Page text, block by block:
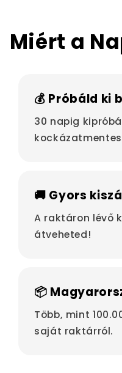
Miért a
💰 Próbáld ki
30 napig
🚚 Gyors
A raktáron lévő
átveheted!
📦
Több, mint
saját raktárról.